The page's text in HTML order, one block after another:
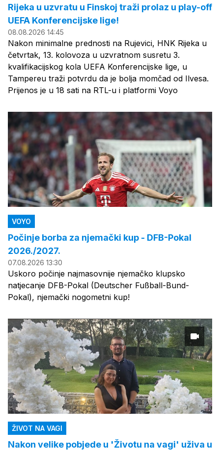
Rijeka u uzvratu u Finskoj traži prolaz u play-off
UEFA Konferencijske lige!
08.08.2026 14:45
Nakon minimalne prednosti na Rujevici, HNK Rijeka u
četvrtak, 13. kolovoza u uzvratnom susretu 3.
kvalifikacijskog kola UEFA Konferencijske lige, u
Tampereu traži potvrdu da je bolja momčad od Ilvesa.
Prijenos je u 18 sati na RTL-u i platformi Voyo
VOYO
Počinje borba za njemački kup - DFB-Pokal
2026./2027.
07.08.2026 13:30
Uskoro počinje najmasovnije njemačko klupsko
natjecanje DFB-Pokal (Deutscher Fußball-Bund-
Pokal), njemački nogometni kup!
ŽIVOT NA VAGI
Nakon velike pobjede u 'Životu na vagi' uživa u